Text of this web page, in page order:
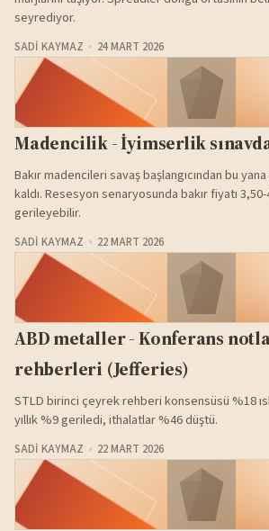
seyrediyor.
SADI KAYMAZ 24 MART 2026
Madencilik - İyimserlik
Bakır madencileri savaş başlangıcından bu
kaldı. Resesyon senaryosunda bakır fiyatı
gerileyebilir.
SADI KAYMAZ 22 MART 2026
ABD metaller - Konferans
rehberleri (Jefferies)
STLD birinci çeyrek rehberi konsensüsü %18
yıllık %9 geriledi, ithalatlar %46 düştü.
SADI KAYMAZ 22 MART 2026